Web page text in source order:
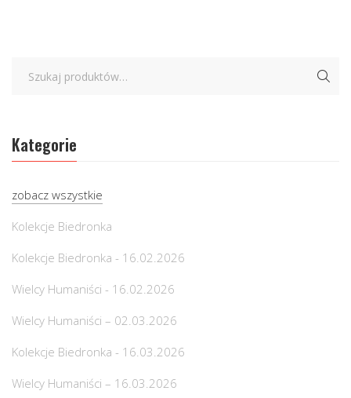
Kategorie
zobacz wszystkie
Kolekcje Biedronka
Kolekcje Biedronka - 16.02.2026
Wielcy Humaniści - 16.02.2026
Wielcy Humaniści – 02.03.2026
Kolekcje Biedronka - 16.03.2026
Wielcy Humaniści – 16.03.2026